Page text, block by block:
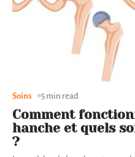
Comment
hanche et quels
?
Soins 5 min read